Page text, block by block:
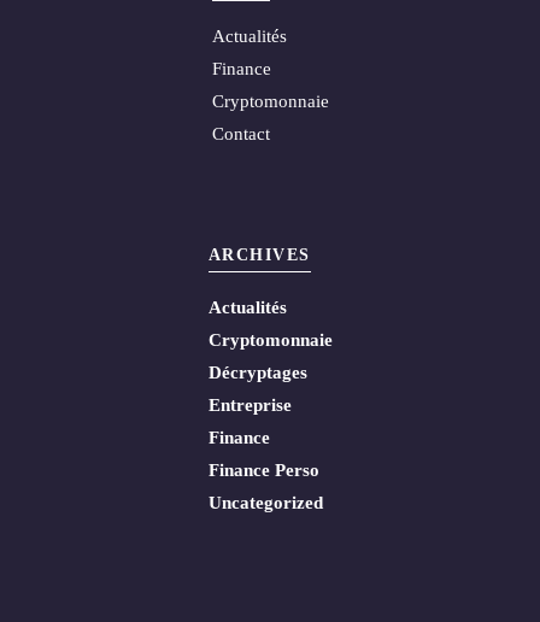
Actualités
Finance
Cryptomonnaie
Contact
ARCHIVES
Actualités
Cryptomonnaie
Décryptages
Entreprise
Finance
Finance Perso
Uncategorized